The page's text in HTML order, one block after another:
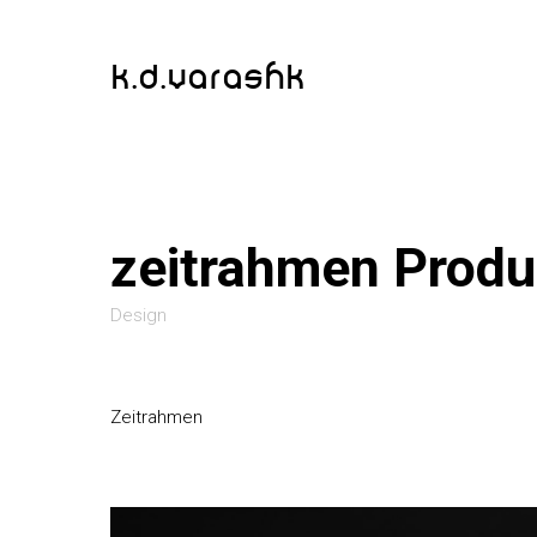
k.d.varashk
zeitrahmen
Design
Zeitrahmen